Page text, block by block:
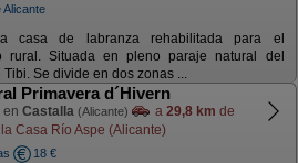
Alicante
casa de labranza rehabilitada para el
rural. Situada en pleno paraje natural del
Tibi. Se divide en dos zonas ...
Primavera d´Hivern
en Castalla (Alicante) a 29,8 km de
Casa Río Aspe (Alicante)
18 €